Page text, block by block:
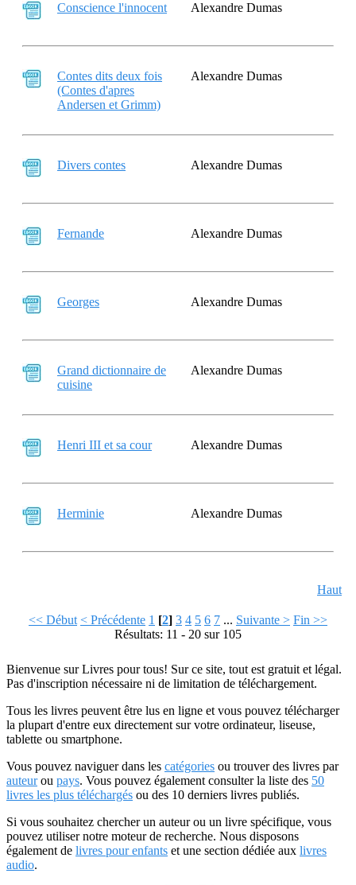
Conscience l'innocent Alexandre Dumas
Contes dits deux fois
(Contes d'apres
Andersen et Grimm)
Alexandre Dumas
Divers contes Alexandre Dumas
Fernande Alexandre Dumas
Georges Alexandre Dumas
Grand dictionnaire de
cuisine
Alexandre Dumas
Henri III et sa cour Alexandre Dumas
Herminie Alexandre Dumas
Haut
<< Début < Précédente 1 [2] 3 4 5 6 7 ... Suivante > Fin >>
Résultats: 11 - 20 sur 105
Bienvenue sur Livres pour tous! Sur ce site, tout est gratuit et légal.
Pas d'inscription nécessaire ni de limitation de téléchargement.
Tous les livres peuvent être lus en ligne et vous pouvez télécharger
la plupart d'entre eux directement sur votre ordinateur, liseuse,
tablette ou smartphone.
Vous pouvez naviguer dans les catégories ou trouver des livres par
auteurou pays. Vous pouvez également consulter la liste des 50
livres les plus téléchargés ou des 10 derniers livres publiés.
Si vous souhaitez chercher un auteur ou un livre spécifique, vous
pouvez utiliser notre moteur de recherche. Nous disposons
également de livres pour enfants et une section dédiée aux livres
audio.